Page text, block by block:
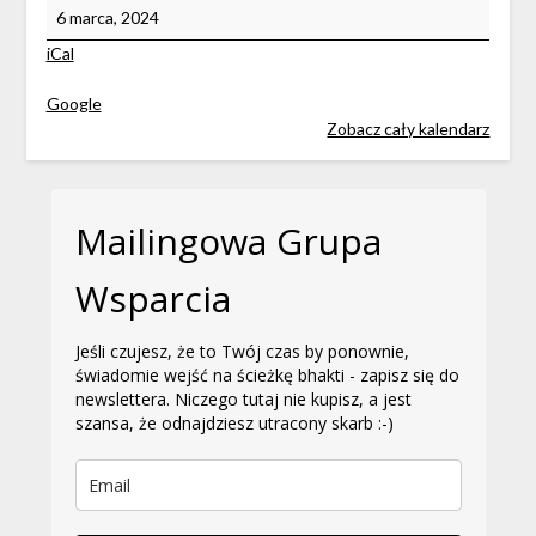
6 marca, 2024
iCal
Google
Zobacz cały kalendarz
Mailingowa Grupa
Wsparcia
Jeśli czujesz, że to Twój czas by ponownie,
świadomie wejść na ścieżkę bhakti - zapisz się do
newslettera. Niczego tutaj nie kupisz, a jest
szansa, że odnajdziesz utracony skarb :-)